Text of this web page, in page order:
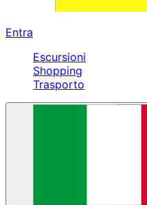
Entra
Escursioni
Shopping
Trasporto